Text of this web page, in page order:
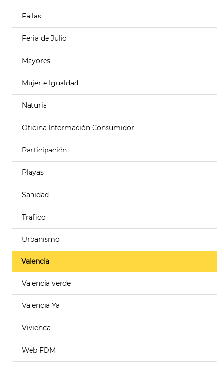
Fallas
Feria de Julio
Mayores
Mujer e Igualdad
Naturia
Oficina Información Consumidor
Participación
Playas
Sanidad
Tráfico
Urbanismo
Valencia
Valencia verde
Valencia Ya
Vivienda
Web FDM